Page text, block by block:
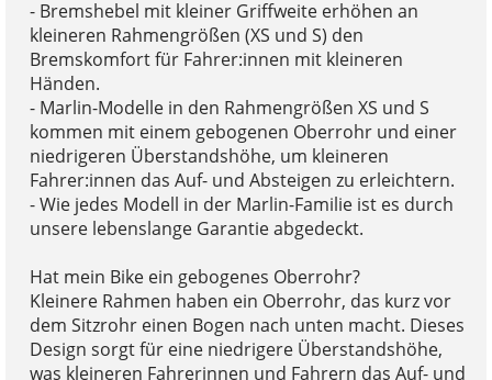
- Bremshebel mit kleiner Griffweite erhöhen an
kleineren Rahmengrößen (XS und S) den
Bremskomfort für Fahrer:innen mit kleineren
Händen.
- Marlin-Modelle in den Rahmengrößen XS und S
kommen mit einem gebogenen Oberrohr und einer
niedrigeren Überstandshöhe, um kleineren
Fahrer:innen das Auf- und Absteigen zu erleichtern.
- Wie jedes Modell in der Marlin-Familie ist es durch
unsere lebenslange Garantie abgedeckt.
Hat mein Bike ein gebogenes Oberrohr?
Kleinere Rahmen haben ein Oberrohr, das kurz vor
dem Sitzrohr einen Bogen nach unten macht. Dieses
Design sorgt für eine niedrigere Überstandshöhe,
was kleineren Fahrerinnen und Fahrern das Auf- und